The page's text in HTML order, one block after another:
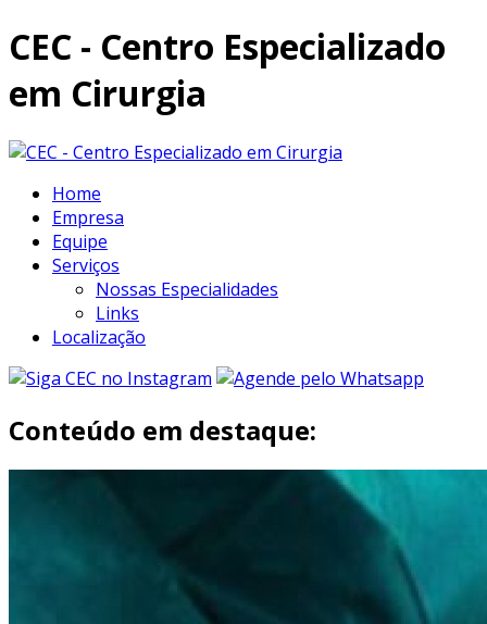
CEC - Centro Especializado
em Cirurgia
Home
Empresa
Equipe
Serviços
Nossas Especialidades
Links
Localização
Conteúdo em destaque: